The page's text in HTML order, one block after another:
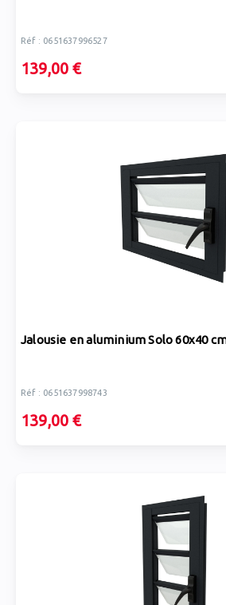
Réf : 0651637996527
139,00 €
Jalousie en aluminium Solo 60x40
Réf : 0651637998743
139,00 €